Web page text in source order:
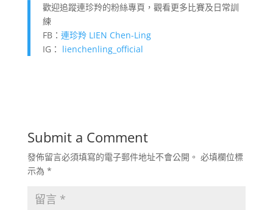
歡迎追蹤連珍羚的粉絲專頁，觀看更多比賽及日常訓
練
FB： 連珍羚 LIEN Chen-Ling
IG： lienchenling_official
Submit a Comment
發佈留言必須填寫的電子郵件地址不會公開。 必填欄位標
示為 *